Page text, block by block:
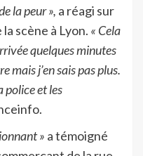
la peur », a réagi sur
scène à Lyon. « Cela
quelques minutes
mais j’en sais pas plus.
police et les
» a témoigné